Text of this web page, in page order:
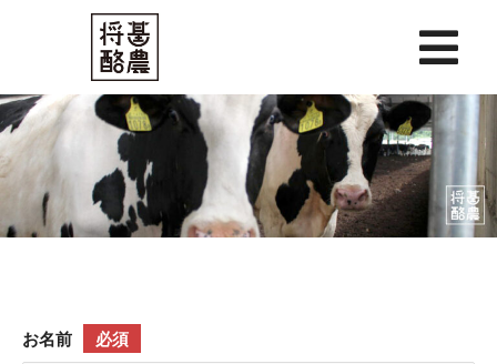
キ
ッ
プ
お名前 必須